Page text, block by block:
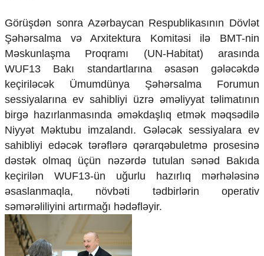
Görüşdən sonra Azərbaycan Respublikasının Dövlət
Şəhərsalma və Arxitektura Komitəsi ilə BMT-nin
Məskunlaşma Proqramı (UN-Habitat) arasında
WUF13 Bakı standartlarına əsasən gələcəkdə
keçiriləcək Ümumdünya Şəhərsalma Forumun
sessiyalarına ev sahibliyi üzrə əməliyyat təlimatının
birgə hazırlanmasında əməkdaşlıq etmək məqsədilə
Niyyət Məktubu imzalandı. Gələcək sessiyalara ev
sahibliyi edəcək tərəflərə qərarqəbuletmə prosesinə
dəstək olmaq üçün nəzərdə tutulan sənəd Bakıda
keçirilən WUF13-ün uğurlu hazırlıq mərhələsinə
əsaslanmaqla, növbəti tədbirlərin operativ
səmərəliliyini artırmağı hədəfləyir.